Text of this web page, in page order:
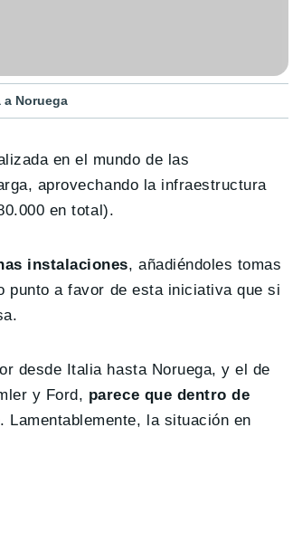
a Noruega
en el mundo de las
aprovechando la infraestructura
en total).
instalaciones, añadiéndoles tomas
punto a favor de esta iniciativa que si
desde Italia hasta Noruega, y el de
y Ford, parece que dentro de
. Lamentablemente, la situación en